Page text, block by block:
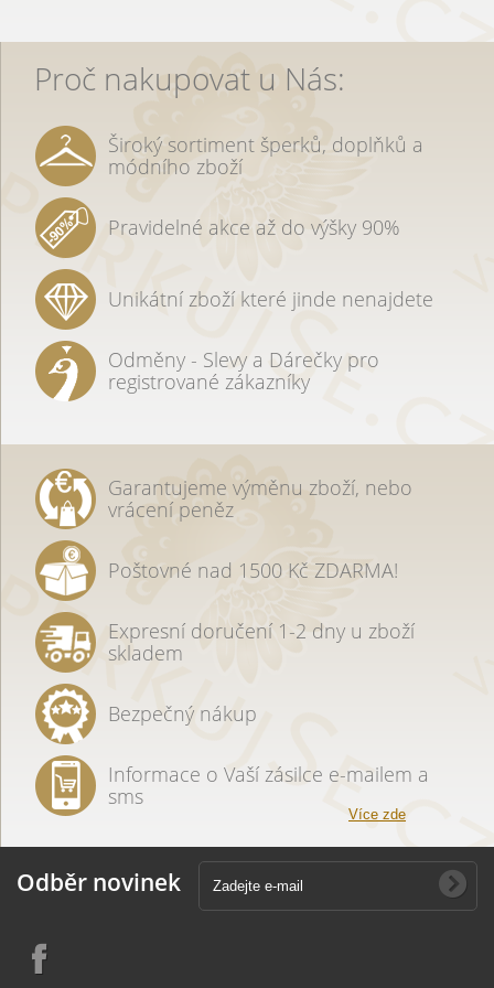
Proč nakupovat u Nás:
Široký sortiment šperků, doplňků a
módního zboží
Pravidelné akce až do výšky 90%
Unikátní zboží které jinde nenajdete
Odměny - Slevy a Dárečky pro
registrované zákazníky
Garantujeme výměnu zboží, nebo
vrácení peněz
Poštovné nad 1500 Kč ZDARMA!
Expresní doručení 1-2 dny u zboží
skladem
Bezpečný nákup
Informace o Vaší zásilce e-mailem a
sms
Více zde
Odběr novinek